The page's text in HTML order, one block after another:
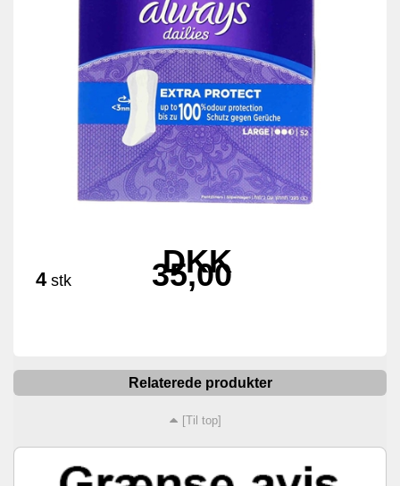
4stk
DKK
35,00
Relaterede produkter
[Til top]